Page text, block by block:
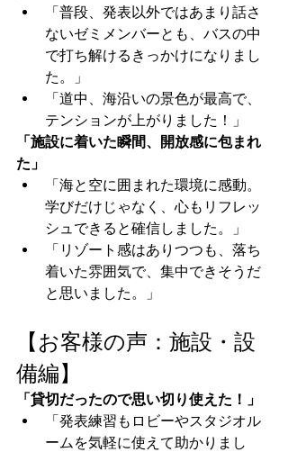
「普段、発表以外ではあまり話さ
ないゼミメンバーとも、バスの中
で打ち解けるきっかけになりまし
た。」
「道中、海沿いの景色が最高で、
テンションが上がりました！」
「施設に着いた瞬間、開放感に包まれ
た」
「海と空に囲まれた環境に感動。
学びだけじゃなく、心もリフレッ
シュできると確信しました。」
「リゾート感はありつつも、落ち
着いた雰囲気で、集中できそうだ
と思いました。」
【お客様の声：施設・設
備編】
「貸切だったので思い切り使えた！」
「発表練習もロビーやスタジオル
ームを気軽に使えて助かりまし